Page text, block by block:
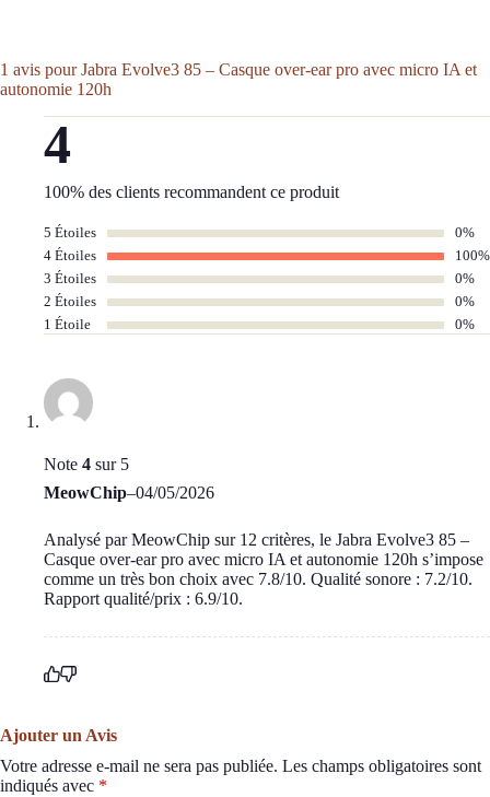
1 avis pourJabra Evolve3 85 – Casque over-ear pro avec micro IA et
autonomie 120h
4
100% des clients recommandent ce produit
5 Étoiles
0%
4 Étoiles
100%
3 Étoiles
0%
2 Étoiles
0%
1 Étoile
0%
Note 4 sur 5
MeowChip–04/05/2026
Analysé par MeowChip sur 12 critères, le Jabra Evolve3 85 –
Casque over-ear pro avec micro IA et autonomie 120h s’impose
comme un très bon choix avec 7.8/10. Qualité sonore : 7.2/10.
Rapport qualité/prix : 6.9/10.
Ajouter un Avis
Votre adresse e-mail ne sera pas publiée. Les champs obligatoires sont
indiqués avec *